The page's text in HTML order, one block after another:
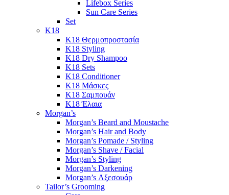
Lifebox Series
Sun Care Series
Set
K18
K18 Θερμοπροστασία
K18 Styling
K18 Dry Shampoo
K18 Sets
K18 Conditioner
K18 Μάσκες
K18 Σαμπουάν
K18 Έλαια
Morgan’s
Morgan’s Beard and Moustache
Morgan’s Hair and Body
Morgan’s Pomade / Styling
Morgan’s Shave / Facial
Morgan’s Styling
Morgan’s Darkening
Morgan’s Αξεσουάρ
Tailor’s Grooming